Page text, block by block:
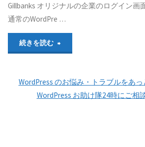
Gillbanks オリジナルの企業のログイン画
通常のWordPre …
続きを読む
イ
WordPress のお悩み・トラブルをあっ
WordPress お助け隊24時にご相